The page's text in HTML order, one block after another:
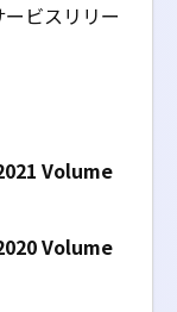
ビスリリー
Volume
Volume